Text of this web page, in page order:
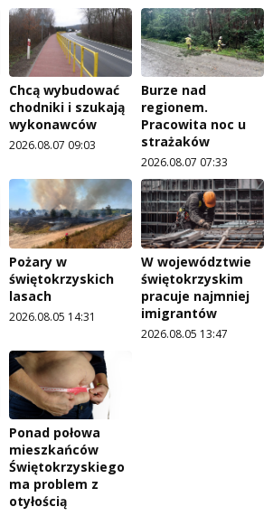
Chcą wybudować
chodniki i szukają
wykonawców
2026.08.07 09:03
Burze nad
regionem.
Pracowita noc u
strażaków
2026.08.07 07:33
Pożary w
świętokrzyskich
lasach
2026.08.05 14:31
W województwie
świętokrzyskim
pracuje najmniej
imigrantów
2026.08.05 13:47
Ponad połowa
mieszkańców
Świętokrzyskiego
ma problem z
otyłością